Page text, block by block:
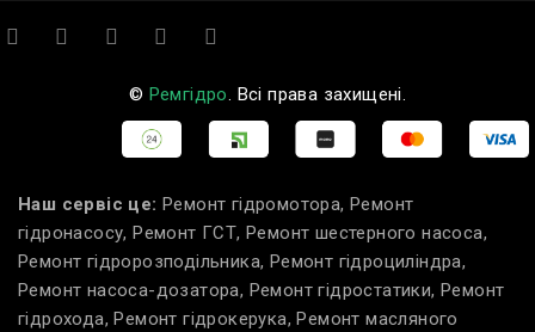
© Ремгідро. Всі права захищені.
Наш сервіс це: Ремонт гідромотора, Ремонт
гідронасосу, Ремонт ГСТ, Ремонт шестерного насоса,
Ремонт гідророзподільника, Ремонт гідроциліндра,
Ремонт насоса-дозатора, Ремонт гідростатики, Ремонт
гідрохода, Ремонт гідрокерука, Ремонт масляного